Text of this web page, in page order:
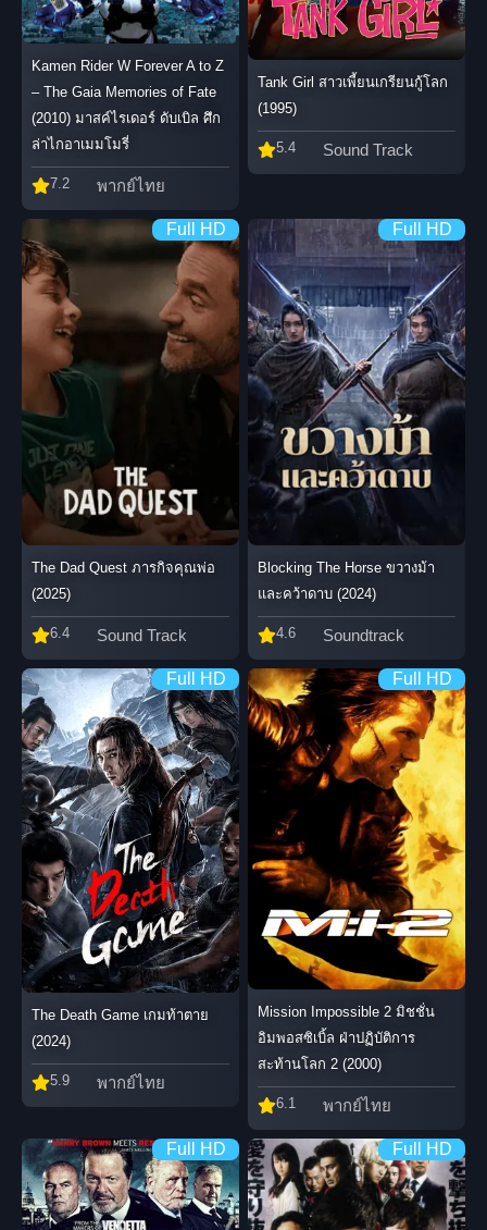
Kamen Rider W Forever A to Z
– The Gaia Memories of Fate
(2010) มาสค์ไรเดอร์ ดับเบิล ศึก
ล่าไกอาเมมโมรี่
7.2 พากย์ไทย
Tank Girl สาวเพี้ยนเกรียนกู้โลก
(1995)
5.4 Sound Track
Full HD
The Dad Quest ภารกิจคุณพ่อ
(2025)
6.4 Sound Track
Full HD
Blocking The Horse ขวางม้า
และคว้าดาบ (2024)
4.6 Soundtrack
Full HD
The Death Game เกมท้าตาย
(2024)
5.9 พากย์ไทย
Full HD
Mission Impossible 2 มิชชั่น
อิมพอสซิเบิ้ล ฝ่าปฏิบัติการ
สะท้านโลก 2 (2000)
6.1 พากย์ไทย
Full HD Full HD